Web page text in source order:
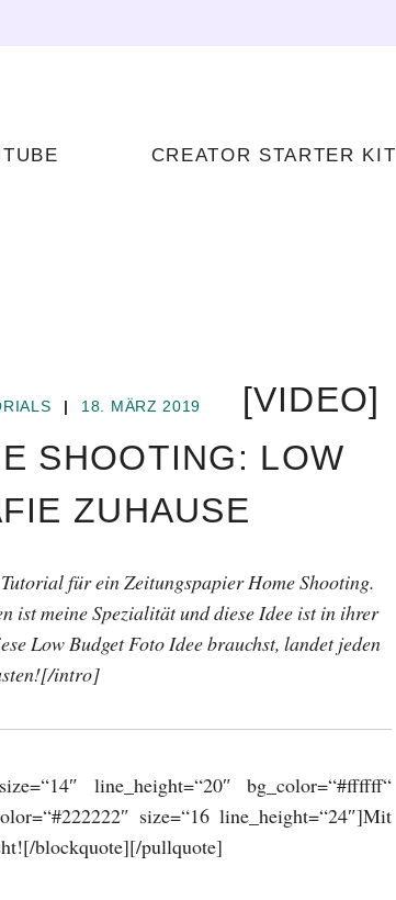
CREATOR STARTER KIT
18. MÄRZ 2019
[VIDEO]
SHOOTING: LOW
ZUHAUSE
für ein Zeitungspapier Home Shooting.
ist meine Spezialität und diese Idee ist in ihrer
Low Budget Foto Idee brauchst, landet jeden
intro]
line_height=“20″ bg_color=“#ffffff“
size=“16 line_height=“24″]Mit
blockquote][/pullquote]